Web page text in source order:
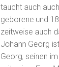
taucht auch
geborene und
zeitweise auch
Johann Georg
Georg, seinen